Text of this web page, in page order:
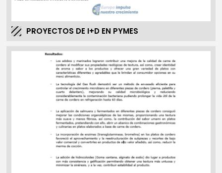
PROYECTOS DE I+D EN PYMES